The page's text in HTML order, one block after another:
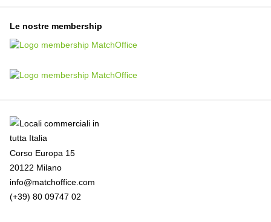
Le nostre membership
Corso Europa 15
20122 Milano
info@matchoffice.com
(+39) 80 09747 02